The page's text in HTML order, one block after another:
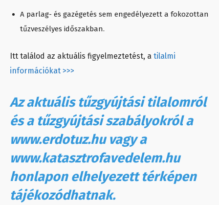
A parlag- és gazégetés sem engedélyezett a fokozottan
tűzveszélyes időszakban.
Itt találod az aktuális figyelmeztetést, a tilalmi
információkat >>>
Az aktuális tűzgyújtási tilalomról
és a tűzgyújtási szabályokról a
www.erdotuz.hu vagy a
www.katasztrofavedelem.hu
honlapon elhelyezett térképen
tájékozódhatnak.